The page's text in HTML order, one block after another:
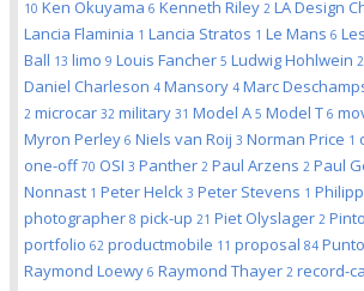
10 Ken Okuyama 6 Kenneth Riley 2 LA Design
Lancia Flaminia 1 Lancia Stratos 1 Le Mans 6
Ball 13 limo 9 Louis Fancher 5 Ludwig Hohlwein 2
Daniel Charleson 4 Mansory 4 Marc
2 microcar 32 military 31 Model A 5 Model T 6
Myron Perley 6 Niels van Roij 3 Norman Price 1
one-off70 OSI 3 Panther 2 Paul Arzens 2 Paul
Nonnast 1 Peter Helck 3 Peter Stevens 1
photographer 8 pick-up 21 Piet Olyslager 2 Pinto
portfolio 62 productmobile 11 proposal 84
Raymond Loewy 6 Raymond Thayer 2 record-